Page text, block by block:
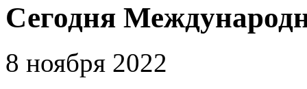
Сегодня
8 ноября 2022